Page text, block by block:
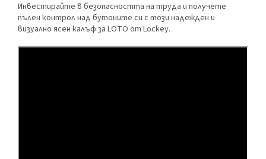
Инвестирайте в безопасността на труда и получете
пълен контрол над бутоните си с този надежден и
визуално ясен калъф за LOTO от Lockey.